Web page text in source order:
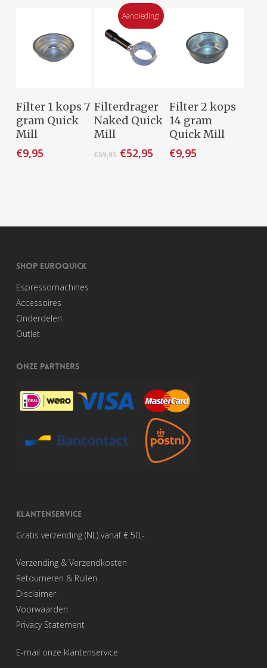
Toevoegen
Aan
Winkelwagen
Filter 1 kops 7
gram Quick
Mill
€9,95
Aanbieding!
Toevoegen
Aan
Winkelwagen
Filterdrager
Naked Quick
Mill
€59,95 Oorspronkelijke
€52,95 Huidige
Toevoegen
Winkelwagen
Filter 2 kops
14 gram
Quick Mill
€9,95
SHOP EUROQUICK
Espressomachines
Accessoires
Onderdelen
Outlet
ONZE PARTNERS
KLANTENSERVICE
Gratis verzending (NL) vanaf € 50,-
Verzending & Verzendkosten
Retourneren & Ruilen
Disclaimer
Voorwaarden
Privacy Statement
E-mail onze klantenservice